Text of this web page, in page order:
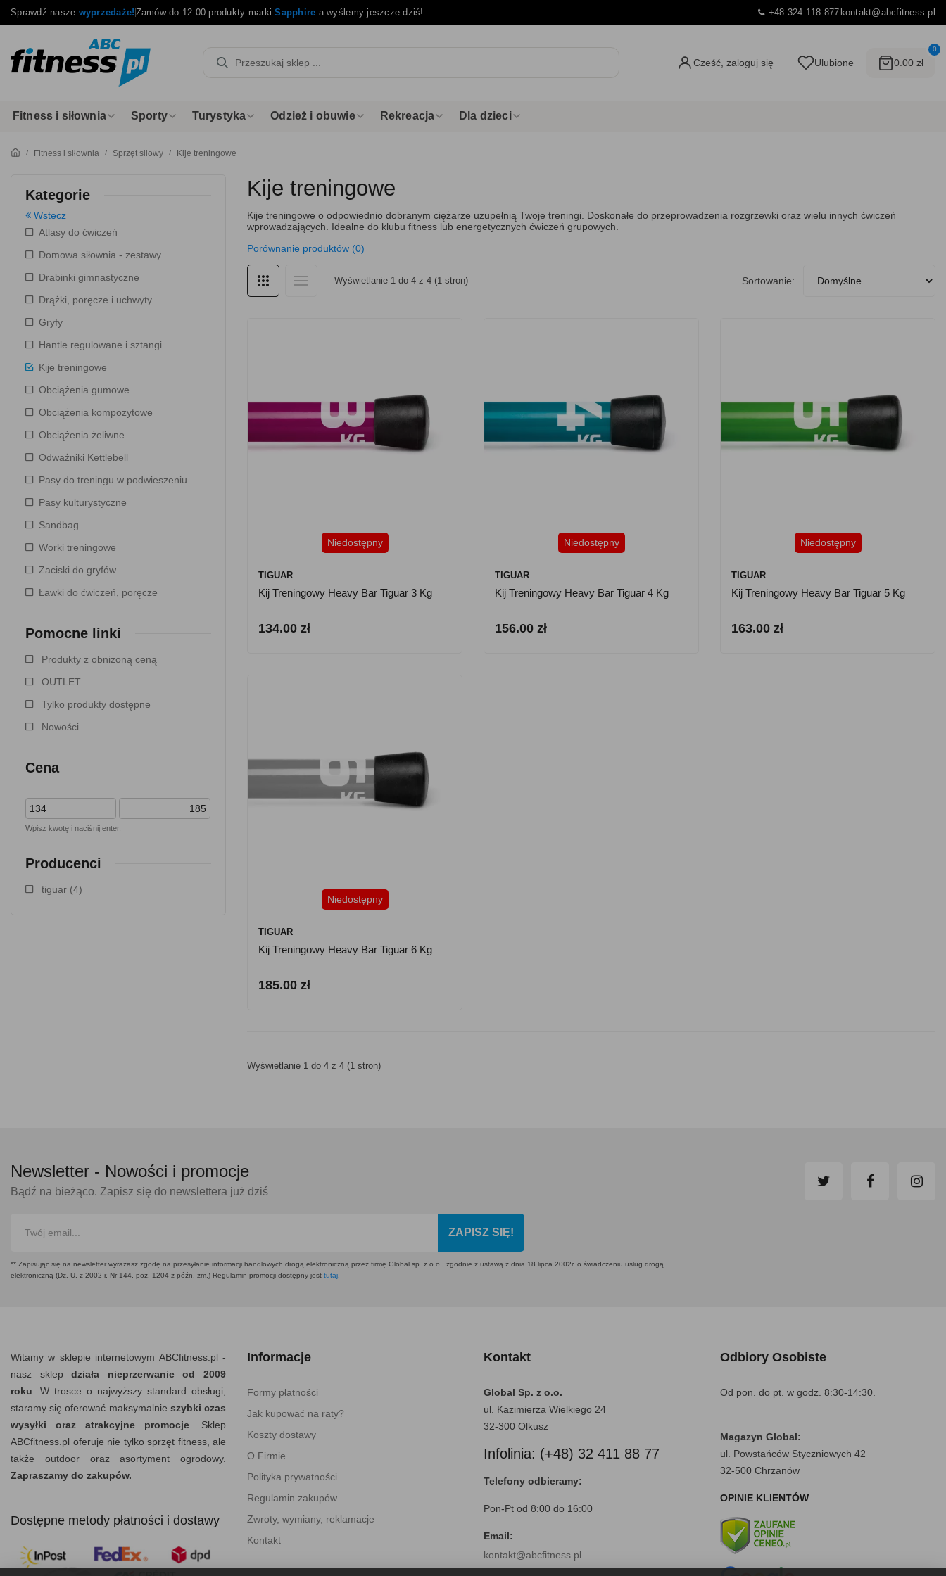
Sprawdź nasze wyprzedaże!Zamów do 12:00 produkty markiSapphire a wyślemy jeszcze dziś! +48 324 118 877kontakt@abcfitness.pl
Cześć, zaloguj się Ulubione
0
0.00 zł
Fitness i siłownia Sporty Turystyka Odzież i obuwie Rekreacja Dla dzieci
Fitness i siłownia Sprzęt siłowy Kije treningowe
Kategorie
Wstecz
Atlasy do ćwiczeń
Domowa siłownia - zestawy
Drabinki gimnastyczne
Drążki, poręcze i uchwyty
Gryfy
Hantle regulowane i sztangi
Kije treningowe
Obciążenia gumowe
Obciążenia kompozytowe
Obciążenia żeliwne
Odważniki Kettlebell
Pasy do treningu w podwieszeniu
Pasy kulturystyczne
Sandbag
Worki treningowe
Zaciski do gryfów
Ławki do ćwiczeń, poręcze
Pomocne linki
Produkty z obniżoną ceną
OUTLET
Tylko produkty dostępne
Nowości
Cena
Wpisz kwotę i naciśnij enter.
Producenci
tiguar (4)
Kije treningowe
Kije treningowe o odpowiednio dobranym ciężarze uzupełnią Twoje treningi. Doskonałe do przeprowadzenia rozgrzewki oraz wielu innych ćwiczeń
wprowadzających. Idealne do klubu fitness lub energetycznych ćwiczeń grupowych.
Porównanie produktów (0)
Wyświetlanie 1 do 4 z 4 (1 stron) Sortowanie:
Niedostępny
TIGUAR
Kij Treningowy Heavy Bar Tiguar 3 Kg
134.00 zł
Niedostępny
TIGUAR
Kij Treningowy Heavy Bar Tiguar 4 Kg
156.00 zł
Niedostępny
TIGUAR
Kij Treningowy Heavy Bar Tiguar 5 Kg
163.00 zł
Niedostępny
TIGUAR
Kij Treningowy Heavy Bar Tiguar 6 Kg
185.00 zł
Wyświetlanie 1 do 4 z 4 (1 stron)
Newsletter - Nowości i promocje
Bądź na bieżąco. Zapisz się do newslettera już dziś
ZAPISZ SIĘ!
** Zapisując się na newsletter wyrażasz zgodę na przesyłanie informacji handlowych drogą elektroniczną przez firmę Global sp. z o.o., zgodnie z ustawą z dnia 18 lipca 2002r. o świadczeniu usług drogą
elektroniczną (Dz. U. z 2002 r. Nr 144, poz. 1204 z późn. zm.) Regulamin promocji dostępny jest tutaj
Witamy w sklepie internetowym ABCfitness.pl -
nasz sklepdziała nieprzerwanie od 2009
roku . W trosce o najwyższy standard obsługi,
staramy się oferować maksymalnie szybki czas
wysyłki oraz atrakcyjne promocje . Sklep
ABCfitness.pl oferuje nie tylko sprzęt fitness, ale
także outdoor oraz asortyment ogrodowy.
Zapraszamy do zakupów.
Dostępne metody płatności i dostawy
Informacje
Formy płatności
Jak kupować na raty?
Koszty dostawy
O Firmie
Polityka prywatności
Regulamin zakupów
Zwroty, wymiany, reklamacje
Kontakt
Kontakt
Global Sp. z o.o.
ul. Kazimierza Wielkiego 24
32-300 Olkusz
Infolinia: (+48) 32 411 88 77
Telefony odbieramy:
Pon-Pt od 8:00 do 16:00
Email:
kontakt@abcfitness.pl
Odbiory Osobiste
Od pon. do pt. w godz. 8:30-14:30.
Magazyn Global:
ul. Powstańców Styczniowych 42
32-500 Chrzanów
OPINIE KLIENTÓW